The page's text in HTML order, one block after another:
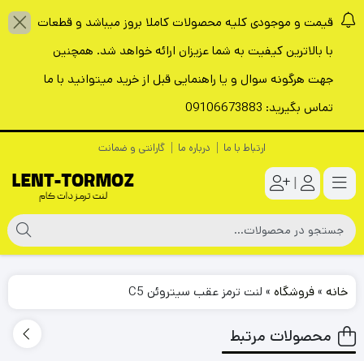
قیمت و موجودی کلیه محصولات کاملا بروز میباشد و قطعات
با بالاترین کیفیت به شما عزیزان ارائه خواهد شد. همچنین
جهت هرگونه سوال و یا راهنمایی قبل از خرید میتوانید با ما
تماس بگیرید: 09106673883
ارتباط با ما درباره ما گارانتی و ضمانت
|
خانه »فروشگاه » لنت ترمز عقب سیتروئن C5
محصولات مرتبط